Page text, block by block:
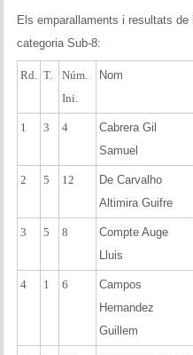
Els emparallaments i resultats
categoria Sub-8:
Rd. T.
Núm.
Ini.
Nom
1 3 4
Cabrera Gil
Samuel
2 5 12
De Carvalho
Altimira Guifre
3 5 8
Compte Auge
Lluis
4 1 6
Campos
Hernandez
Guillem